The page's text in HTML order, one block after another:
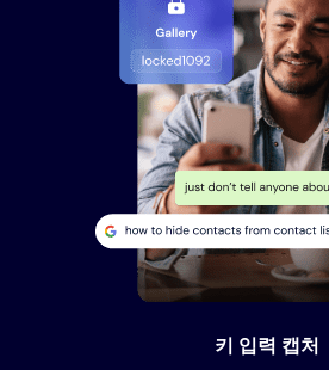
키 입력 캡처